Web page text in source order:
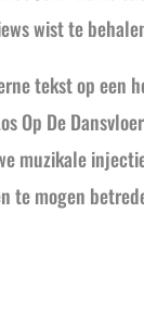
wist te
tekst op een
Op De
muzikale
te mogen